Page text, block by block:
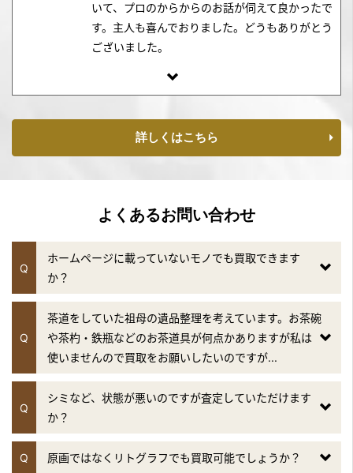
いて、プロのからからのお話が伺えて良かったで
す。主人も喜んでおりました。どうもありがとう
ございました。
詳しくはこちら
よくあるお問い合わせ
Q
ホームページに載っていないモノでも買取できます
か？
Q
茶道をしていた祖母の遺品整理を考えています。お茶碗
や茶杓・鉄瓶などのお茶道具が何点かありますが私は
使いませんので買取をお願いしたいのですが...
Q
シミなど、状態が悪いのですが査定していただけます
か？
Q 原画ではなくリトグラフでも買取可能でしょうか？